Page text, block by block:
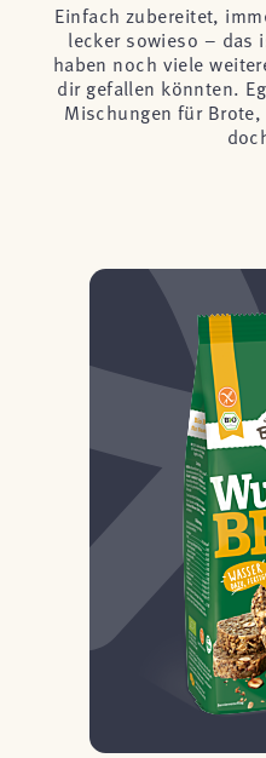
Einfach zubereitet,
lecker sowieso – das
haben noch viele
dir gefallen könnten.
Mischungen für